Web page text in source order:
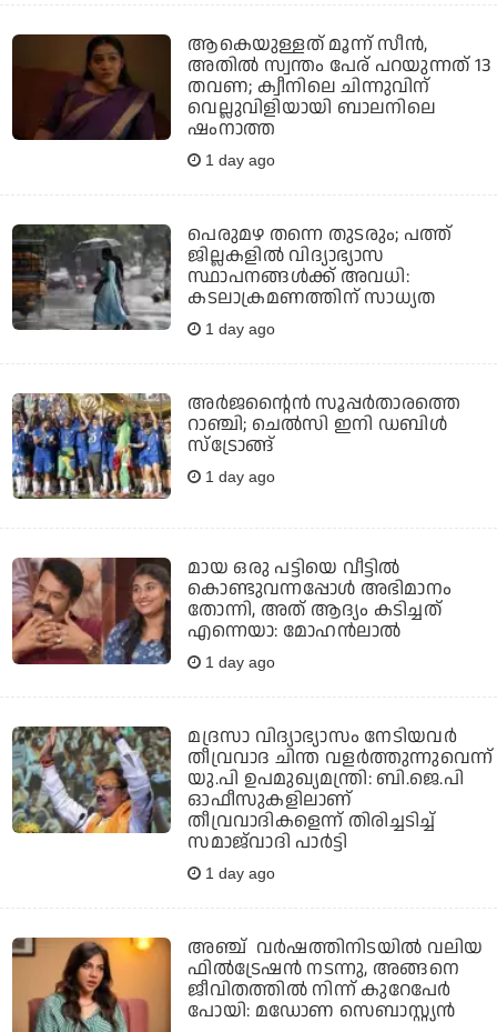
ആകെയുള്ളത് മൂന്ന് സീന്‍,
അതില്‍ സ്വന്തം പേര് പറയുന്നത് 13
തവണ; ക്വീനിലെ ചിന്നുവിന്
വെല്ലുവിളിയായി ബാലനിലെ
ഷംനാത്ത
1 day ago
പെരുമഴ തന്നെ തുടരും; പത്ത്
ജില്ലകളില്‍ വിദ്യാഭ്യാസ
സ്ഥാപനങ്ങള്‍ക്ക് അവധി:
കടലാക്രമണത്തിന് സാധ്യത
1 day ago
അർജന്റൈൻ സൂപ്പർതാരത്തെ
റാഞ്ചി; ചെൽസി ഇനി ഡബിൾ
സ്ട്രോങ്ങ്
1 day ago
മായ ഒരു പട്ടിയെ വീട്ടില്‍
കൊണ്ടുവന്നപ്പോള്‍ അഭിമാനം
തോന്നി, അത് ആദ്യം കടിച്ചത്
എന്നെയാ: മോഹന്‍ലാല്‍
1 day ago
മദ്രസാ വിദ്യാഭ്യാസം നേടിയവര്‍
തീവ്രവാദ ചിന്ത വളര്‍ത്തുന്നുവെന്ന്
യു.പി ഉപമുഖ്യമന്ത്രി: ബി.ജെ.പി
ഓഫീസുകളിലാണ്
തീവ്രവാദികളെന്ന് തിരിച്ചടിച്ച്
സമാജ്‌വാദി പാര്‍ട്ടി
1 day ago
അഞ്ച് വർഷത്തിനിടയിൽ വലിയ
ഫിൽട്രേഷൻ നടന്നു, അങ്ങനെ
ജീവിതത്തിൽ നിന്ന് കുറേപേർ
പോയി: മഡോണ സെബാസ്റ്റ്യൻ